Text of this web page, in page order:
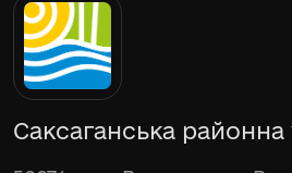
Саксаганська районна